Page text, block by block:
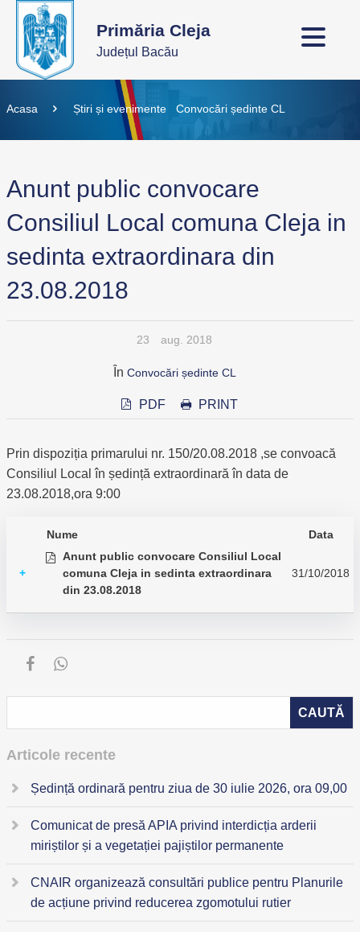
Primăria Cleja
Județul Bacău
Acasa Știri și evenimente Convocări ședinte CL
Anunt public convocare
Consiliul Local comuna Cleja in
sedinta extraordinara din
23.08.2018
23 aug. 2018
În Convocări ședinte CL
PDF PRINT
Prin dispoziția primarului nr. 150/20.08.2018 ,se convoacă
Consiliul Local în ședință extraordinară în data de
23.08.2018,ora 9:00
Nume Data
+
Anunt public convocare Consiliul Local
comuna Cleja in sedinta extraordinara
din 23.08.2018
31/10/2018
Articole recente
Ședință ordinară pentru ziua de 30 iulie 2026, ora 09,00
Comunicat de presă APIA privind interdicția arderii
miriștilor și a vegetației pajiștilor permanente
CNAIR organizează consultări publice pentru Planurile
de acțiune privind reducerea zgomotului rutier